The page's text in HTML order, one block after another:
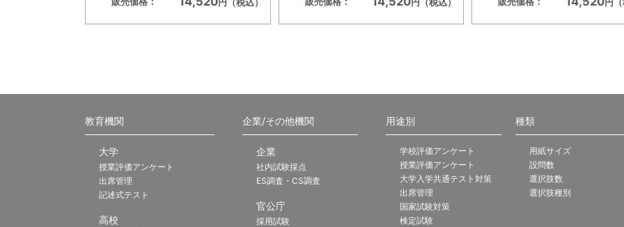
円（税込） 円（税込） 円（
教育機関
大学
授業評価アンケート
出席管理
記述式テスト
高校
企業/その他機関
企業
社内試験採点
ES調査・CS調査
官公庁
採用試験
用途別
学校評価アンケート
授業評価アンケート
大学入学共通テスト対策
出席管理
国家試験対策
検定試験
種類
用紙サイズ
設問数
選択肢数
選択肢種別